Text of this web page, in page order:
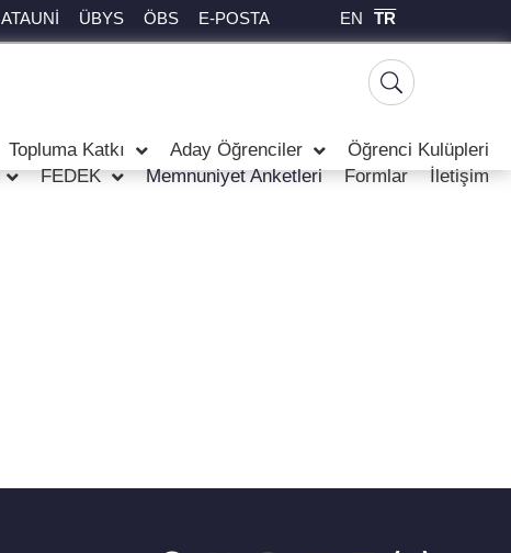
ATAUNİ ÜBYS ÖBS E-POSTA EN TR
Topluma Katkı Aday Öğrenciler
Öğrenci Kulüpleri
FEDEK Memnuniyet Anketleri Formlar İletişim